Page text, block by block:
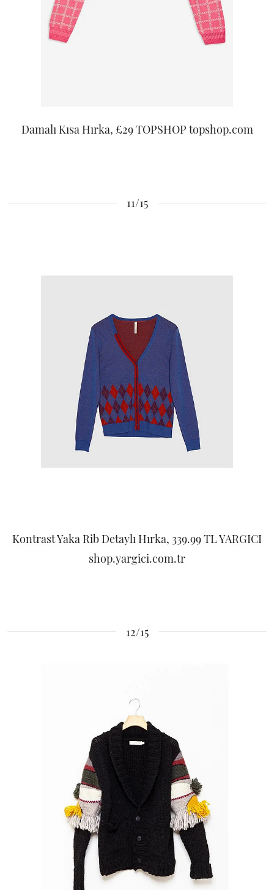
Damalı Kısa Hırka, £29 TOPSHOP topshop.com
11/15
Kontrast Yaka Rib Detaylı Hırka, 339.99 TL YARGICI
shop.yargici.com.tr
12/15